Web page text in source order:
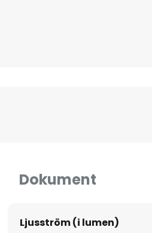
Dokument
Ljusström (i lumen)